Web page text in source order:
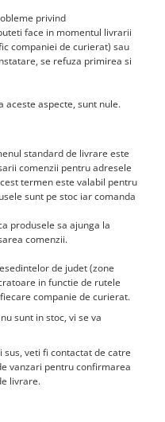
privind
face in momentul livrarii
companiei de curierat) sau
se refuza primirea si
aspecte, sunt nule.
standard de livrare este
comenzii pentru adresele
termen este valabil pentru
sunt pe stoc iar comanda
produsele sa ajunga la
comenzii.
de judet (zone
in functie de rutele
companie de curierat.
sunt in stoc, vi se va
veti fi contactat de catre
vanzari pentru confirmarea
livrare.